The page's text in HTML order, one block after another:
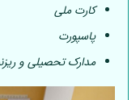
کارت ملی
پاسپورت
مدارک تحصیلی و